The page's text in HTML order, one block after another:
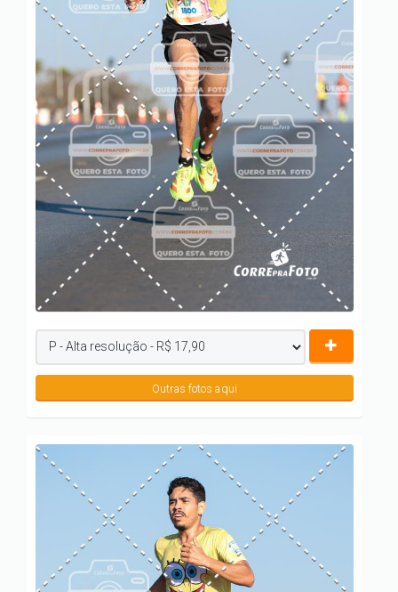
Outras fotos aqui